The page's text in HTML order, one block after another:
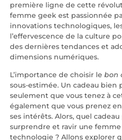
première ligne de cette
femme geek est passionnée
innovations technologiques,
l’effervescence de la culture
des dernières tendances et
dimensions numériques.
L’importance de choisir le bon
sous-estimée. Un cadeau bien
seulement que vous tenez à
également que vous prenez
ses intérêts. Alors, quel
surprendre et ravir une
technologie ? Allons explorer